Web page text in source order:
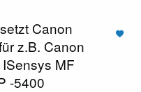
Canon
z.B. Canon
MF
-5400